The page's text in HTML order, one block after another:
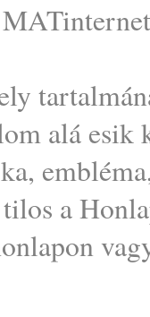
MATinternet
alá esik
a